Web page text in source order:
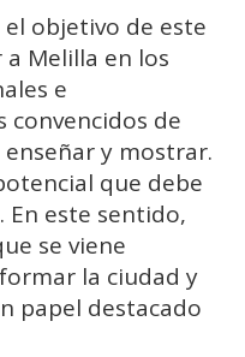
objetivo de este
Melilla en los
e
convencidos de
y mostrar.
que debe
En este sentido,
se viene
la ciudad y
papel destacado